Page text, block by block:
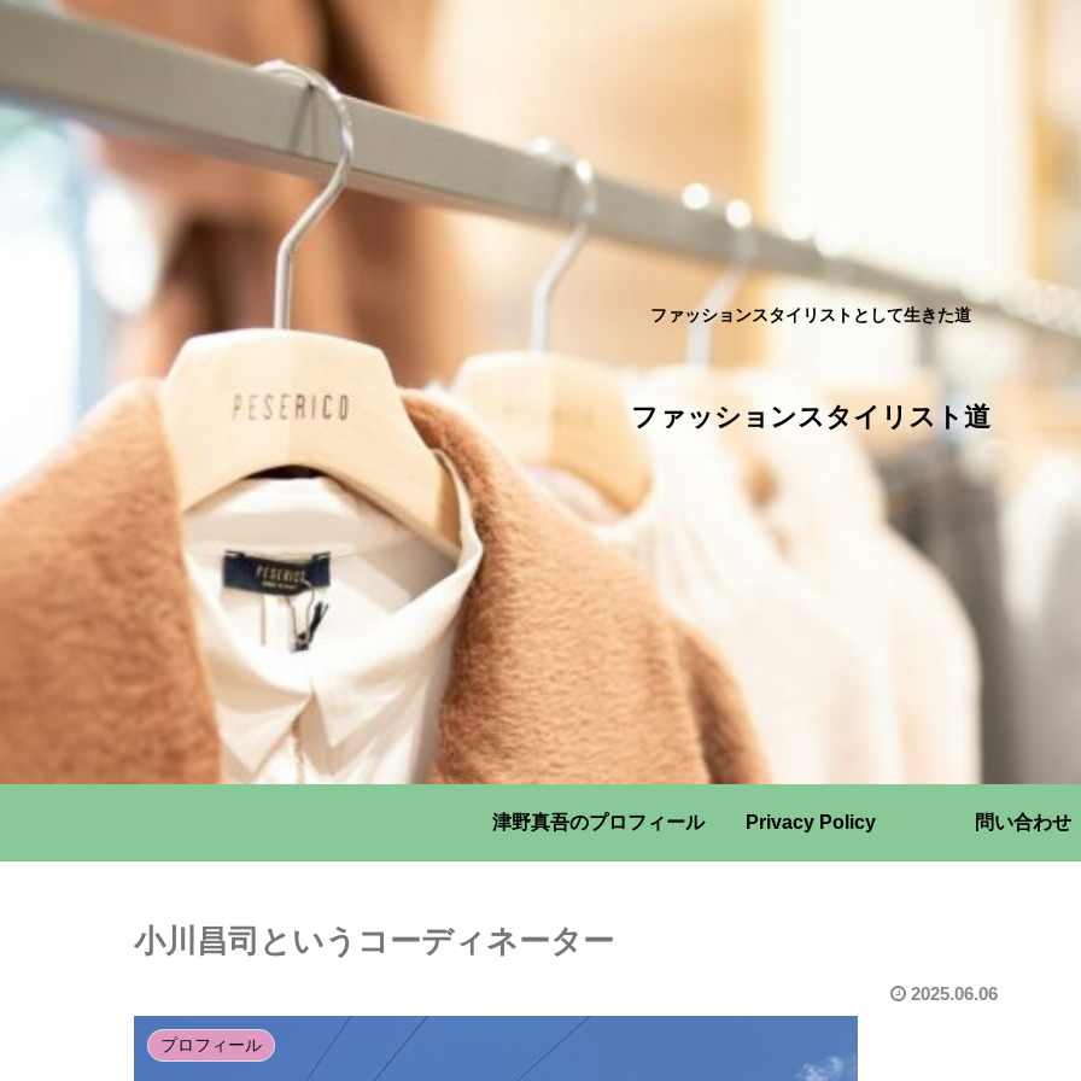
ファッションスタイリストとして生きた道
ファッションスタイリスト道
津野真吾のプロフィール Privacy Policy 問い合わせ
小川昌司というコーディネーター
2025.06.06
プロフィール